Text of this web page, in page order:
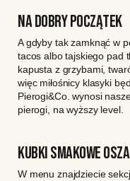
NA DOBRY POCZĄTEK
A gdyby tak zamknąć w
tacos albo tajskiego pad
kapusta z grzybami,
więc miłośnicy klasyki
Pierogi&Co. wynosi
pierogi, na wyższy level.
KUBKI SMAKOWE
W menu znajdziecie